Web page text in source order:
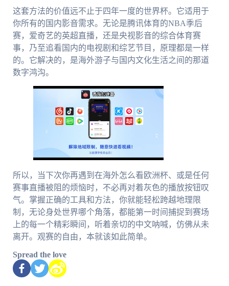
这套方法的价值远不止于四年一度的世界杯。它适用于
你所有的国内影音需求。无论是腾讯体育的NBA季后
赛，爱奇艺的英超直播，还是央视影音的综合体育赛
事，乃至追看国内的电视剧和综艺节目，原理都是一样
的。它解决的，是海外游子与国内文化生活之间的那道
数字鸿沟。
所以，当下次你再遇到在海外怎么看欧洲杯、或是任何
赛事直播被阻的烦恼时，不必再对着灰色的播放按钮叹
气。掌握正确的工具和方法，你就能轻松跨越地理限
制，无论身处世界哪个角落，都能第一时间捕捉到赛场
上的每一个精彩瞬间，听着亲切的中文呐喊，仿佛从未
离开。观赛的自由，本就该如此简单。
Spread the love